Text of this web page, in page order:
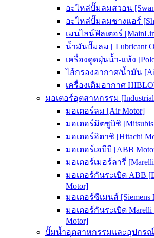
อะไหล่ปั๊มลมสวอน [Swan
อะไหล่ปั๊มลมชางแอร์
เมนไลน์ฟิลเตอร์
น้ำมันปั๊มลม [ Lubricant
เครื่องดูดฝุ่นน้ำ-แห้ง
ไส้กรองอากาศ/น้ำมัน
เครื่องเติมอากาศ
มอเตอร์อุตสาหกรรม [Industrial
มอเตอร์ลม [Air Motor]
มอเตอร์มิตซูบิชิ
มอเตอร์ฮิตาชิ [Hitachi
มอเตอร์เอบีบี [ABB
มอเตอร์เมอร์ลารี่
มอเตอร์กันระเบิด ABB
Motor]
มอเตอร์ซีเมนส์ [Siemens
มอเตอร์กันระเบิด Marelli
Motor]
ปั๊มน้ำอุตสาหกรรมและอุปกรณ์